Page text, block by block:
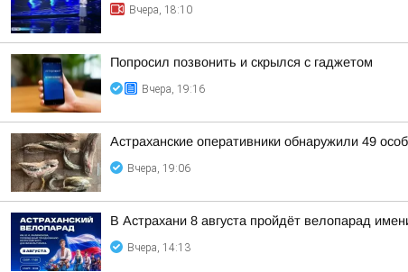
Вчера, 18:10
Попросил позвонить и скрылся с гаджетом
Вчера, 19:16
Астраханские оперативники обнаружили 49
Вчера, 19:06
В Астрахани 8 августа пройдёт велопарад
Вчера, 14:13